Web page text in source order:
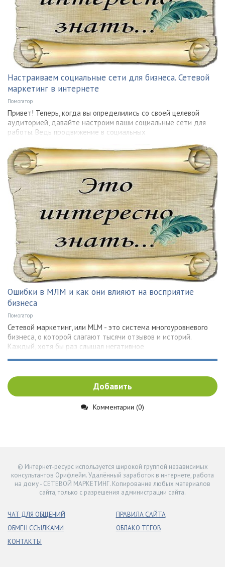
Настраиваем социальные сети для бизнеса. Сетевой
маркетинг в интернете
Помогатор
Привет! Теперь, когда вы определились со своей целевой
аудиторией, давайте настроим ваши социальные сети для
работы. Ведь продвижение в социальных
Ошибки в МЛМ и как они влияют на восприятие
бизнеса
Помогатор
Сетевой маркетинг, или MLM - это система многоуровневого
бизнеса, о которой слагают тысячи отзывов и историй.
Каждый, хотя бы раз слышал негативное
Добавить
Комментарии (0)
© Интернет-ресурс используется широкой группой независимых
консультантов Орифлейм. Удалённый заработок в интернете, работа
на дому - СЕТЕВОЙ МАРКЕТИНГ. Копирование любых материалов
сайта, только с разрешения администрации сайта.
ЧАТ ДЛЯ ОБЩЕНИЙ
ОБМЕН ССЫЛКАМИ
КОНТАКТЫ
ПРАВИЛА САЙТА
ОБЛАКО ТЕГОВ